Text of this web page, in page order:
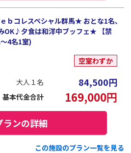
ｂコレスペシャル群馬★ おとな1名、
OK♪夕食は和洋中ブッフェ★ 【禁
4名1室)
空室わずか
大人１名 84,500円
基本代金合計 169,000円
ランの詳細
この施設のプラン一覧を見る